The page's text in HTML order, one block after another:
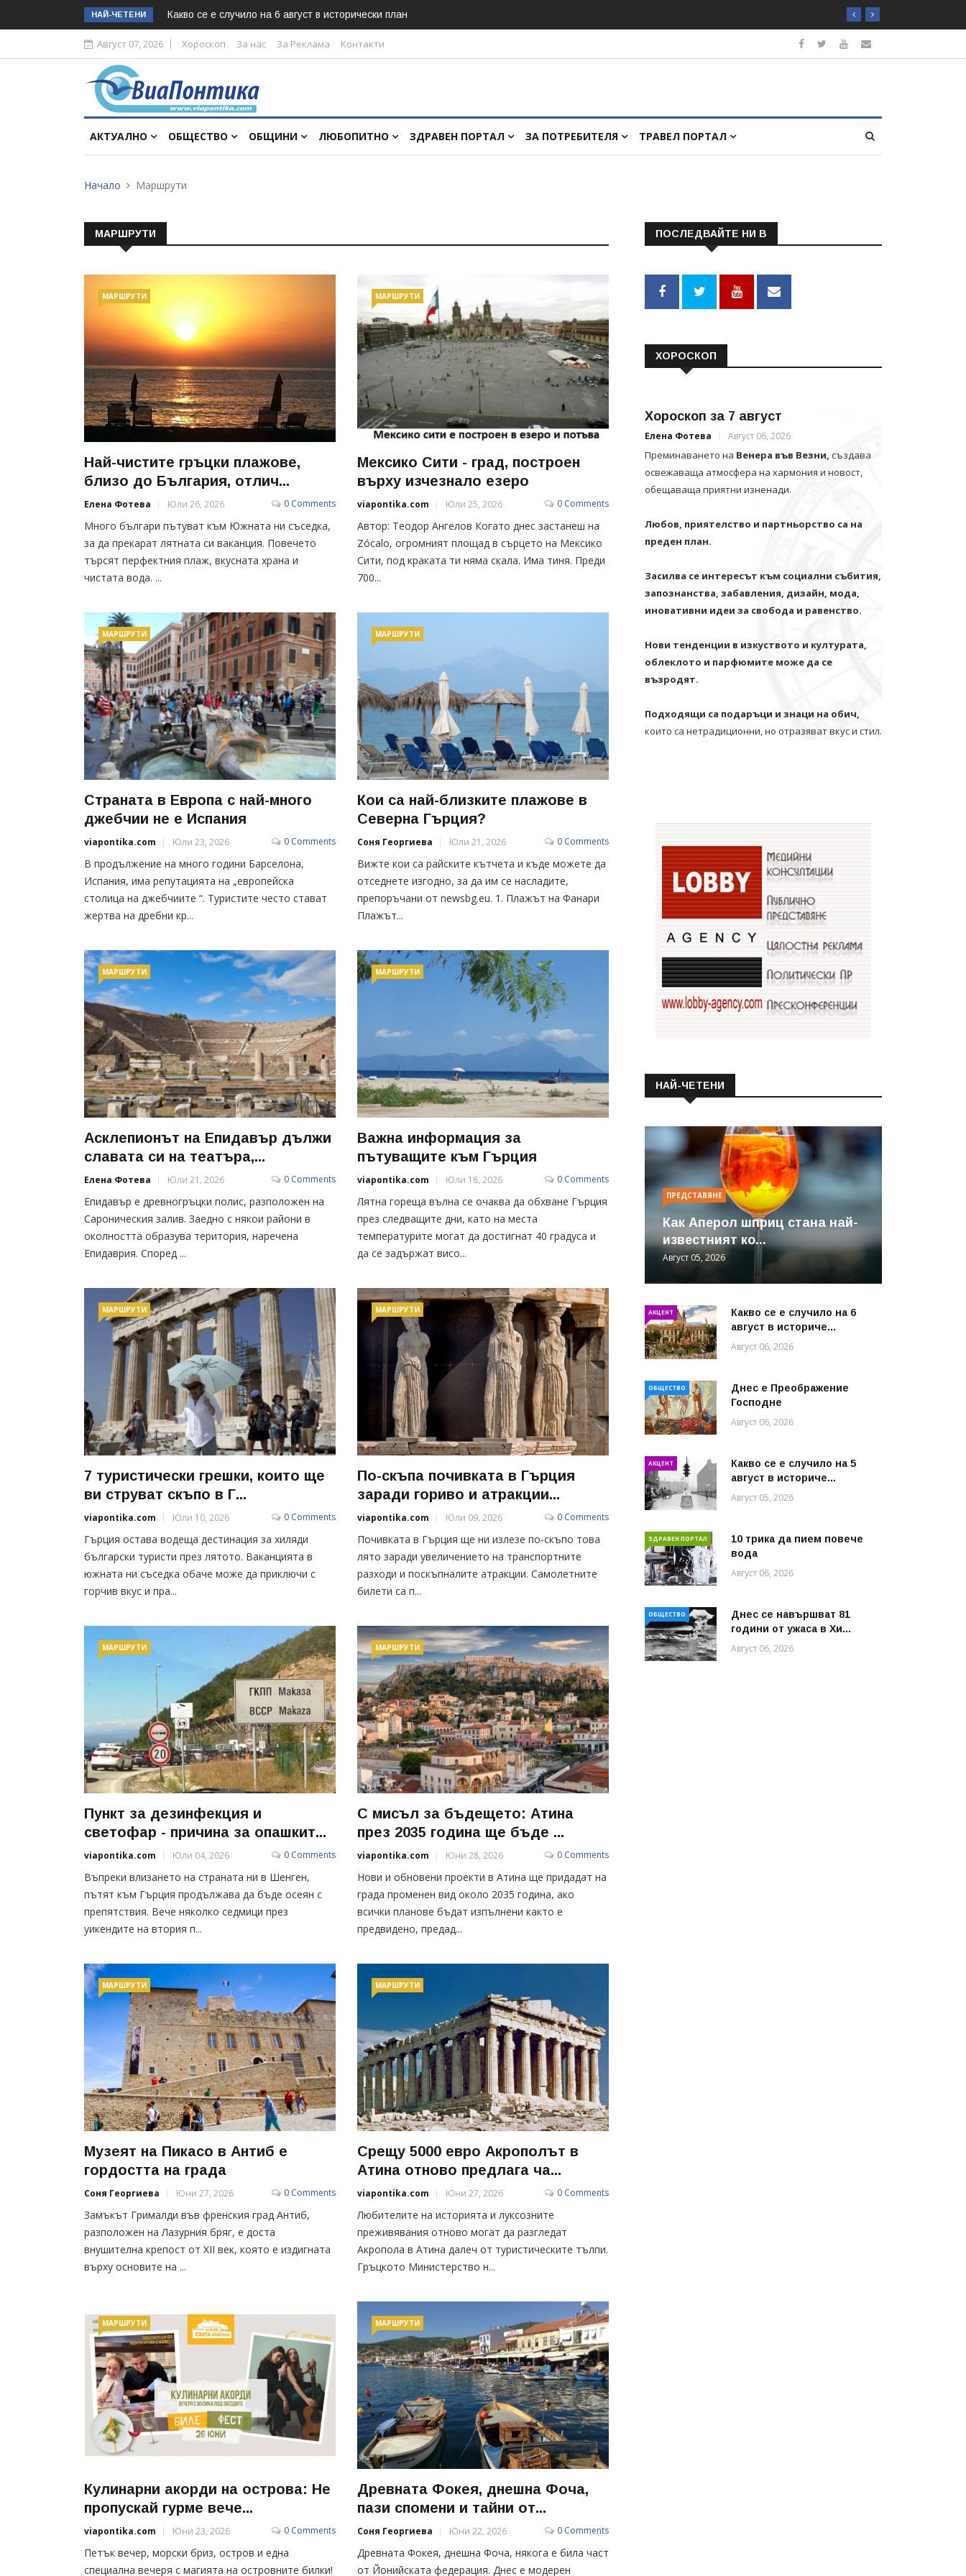
НАЙ-ЧЕТЕНИ Какво се е случило на 6 август в исторически план
Август 07, 2026 Хороскоп За нас За Реклама Контакти
АКТУАЛНО ОБЩЕСТВО ОБЩИНИ ЛЮБОПИТНО ЗДРАВЕН ПОРТАЛ ЗА ПОТРЕБИТЕЛЯ ТРАВЕЛ ПОРТАЛ
Начало Маршрути
МАРШРУТИ
МАРШРУТИ
Най-чистите гръцки плажове,
близо до България, отлич...
Елена Фотева Юли 26, 2026 0 Comments
Много българи пътуват към Южната ни съседка,
за да прекарат лятната си ваканция. Повечето
търсят перфектния плаж, вкусната храна и
чистата вода. ...
МАРШРУТИ
Мексико Сити - град, построен
върху изчезнало езеро
viapontika.com Юли 25, 2026 0 Comments
Автор: Теодор Ангелов Когато днес застанеш на
Zócalo, огромният площад в сърцето на Мексико
Сити, под краката ти няма скала. Има тиня. Преди
700...
МАРШРУТИ
Страната в Европа с най-много
джебчии не е Испания
viapontika.com Юли 23, 2026 0 Comments
В продължение на много години Барселона,
Испания, има репутацията на „европейска
столица на джебчиите “. Туристите често стават
жертва на дребни кр...
МАРШРУТИ
Кои са най-близките плажове в
Северна Гърция?
Соня Георгиева Юли 21, 2026 0 Comments
Вижте кои са райските кътчета и къде можете да
отседнете изгодно, за да им се насладите,
препоръчани от newsbg.eu. 1. Плажът на Фанари
Плажът...
МАРШРУТИ
Асклепионът на Епидавър дължи
славата си на театъра,...
Елена Фотева Юли 21, 2026 0 Comments
Епидавър е древногръцки полис, разположен на
Сароническия залив. Заедно с някои райони в
околността образува територия, наречена
Епидаврия. Според ...
МАРШРУТИ
Важна информация за
пътуващите към Гърция
viapontika.com Юли 18, 2026 0 Comments
Лятна гореща вълна се очаква да обхване Гърция
през следващите дни, като на места
температурите могат да достигнат 40 градуса и
да се задържат висо...
МАРШРУТИ
7 туристически грешки, които ще
ви струват скъпо в Г...
viapontika.com Юли 10, 2026 0 Comments
Гърция остава водеща дестинация за хиляди
български туристи през лятото. Ваканцията в
южната ни съседка обаче може да приключи с
горчив вкус и пра...
МАРШРУТИ
По-скъпа почивката в Гърция
заради гориво и атракции...
viapontika.com Юли 09, 2026 0 Comments
Почивката в Гърция ще ни излезе по-скъпо това
лято заради увеличението на транспортните
разходи и поскъпналите атракции. Самолетните
билети са п...
МАРШРУТИ
Пункт за дезинфекция и
светофар - причина за опашкит...
viapontika.com Юли 04, 2026 0 Comments
Въпреки влизането на страната ни в Шенген,
пътят към Гърция продължава да бъде осеян с
препятствия. Вече няколко седмици през
уикендите на втория п...
МАРШРУТИ
С мисъл за бъдещето: Атина
през 2035 година ще бъде ...
viapontika.com Юни 28, 2026 0 Comments
Нови и обновени проекти в Атина ще придадат на
града променен вид около 2035 година, ако
всички планове бъдат изпълнени както е
предвидено, предад...
МАРШРУТИ
Музеят на Пикасо в Антиб е
гордостта на града
Соня Георгиева Юни 27, 2026 0 Comments
Замъкът Грималди във френския град Антиб,
разположен на Лазурния бряг, е доста
внушителна крепост от XII век, която е издигната
върху основите на ...
МАРШРУТИ
Срещу 5000 евро Акрополът в
Атина отново предлага ча...
viapontika.com Юни 27, 2026 0 Comments
Любителите на историята и луксозните
преживявания отново могат да разгледат
Акропола в Атина далеч от туристическите тълпи.
Гръцкото Министерство н...
МАРШРУТИ
Кулинарни акорди на острова: Не
пропускай гурме вече...
viapontika.com Юни 23, 2026 0 Comments
Петък вечер, морски бриз, остров и една
специална вечеря с магията на островните билки!
МАРШРУТИ
Древната Фокея, днешна Фоча,
пази спомени и тайни от...
Соня Георгиева Юни 22, 2026 0 Comments
Древната Фокея, днешна Фоча, някога е била част
от Йонийската федерация. Днес е модерен
ПОСЛЕДВАЙТЕ НИ В
ХОРОСКОП
Хороскоп за 7 август
Елена Фотева Август 06, 2026
Преминаването на Венера във Везни, създава
освежаваща атмосфера на хармония и новост,
обещаваща приятни изненади.
Любов, приятелство и партньорство са на
преден план.
Засилва се интересът към социални събития,
запознанства, забавления, дизайн, мода,
иновативни идеи за свобода и равенство.
Нови тенденции в изкуството и културата,
облеклото и парфюмите може да се
възродят.
Подходящи са подаръци и знаци на обич,
които са нетрадиционни, но отразяват вкус и стил.
НАЙ-ЧЕТЕНИ
ПРЕДСТАВЯНЕ
Как Аперол шприц стана най-
известният ко...
Август 05, 2026
АКЦЕНТ
Какво се е случило на 6
август в историче...
Август 06, 2026
ОБЩЕСТВО
Днес е Преображение
Господне
Август 06, 2026
АКЦЕНТ
Какво се е случило на 5
август в историче...
Август 05, 2026
ЗДРАВЕН ПОРТАЛ
10 трика да пием повече
вода
Август 06, 2026
ОБЩЕСТВО
Днес се навършват 81
години от ужаса в Хи...
Август 06, 2026